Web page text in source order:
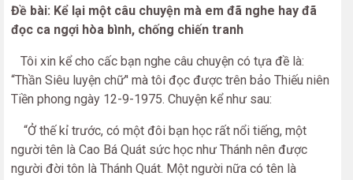
Đề bài: Kể lại một câu chuyện mà em đã nghe hay đã
đọc ca ngợi hòa bình, chống chiến tranh
Tôi xin kể cho cấc bạn nghe câu chuyện có tựa đề là:
“Thần Siêu luyện chữ’' mà tôi đọc được trên bảo Thiếu niên
Tiền phong ngày 12-9-1975. Chuyện kể như sau:
“Ở thế kỉ trước, có một đôi bạn học rất nổi tiếng, một
người tên là Cao Bá Quát sức học như Thánh nên được
người đời tôn là Thánh Quát. Một người nữa có tên là